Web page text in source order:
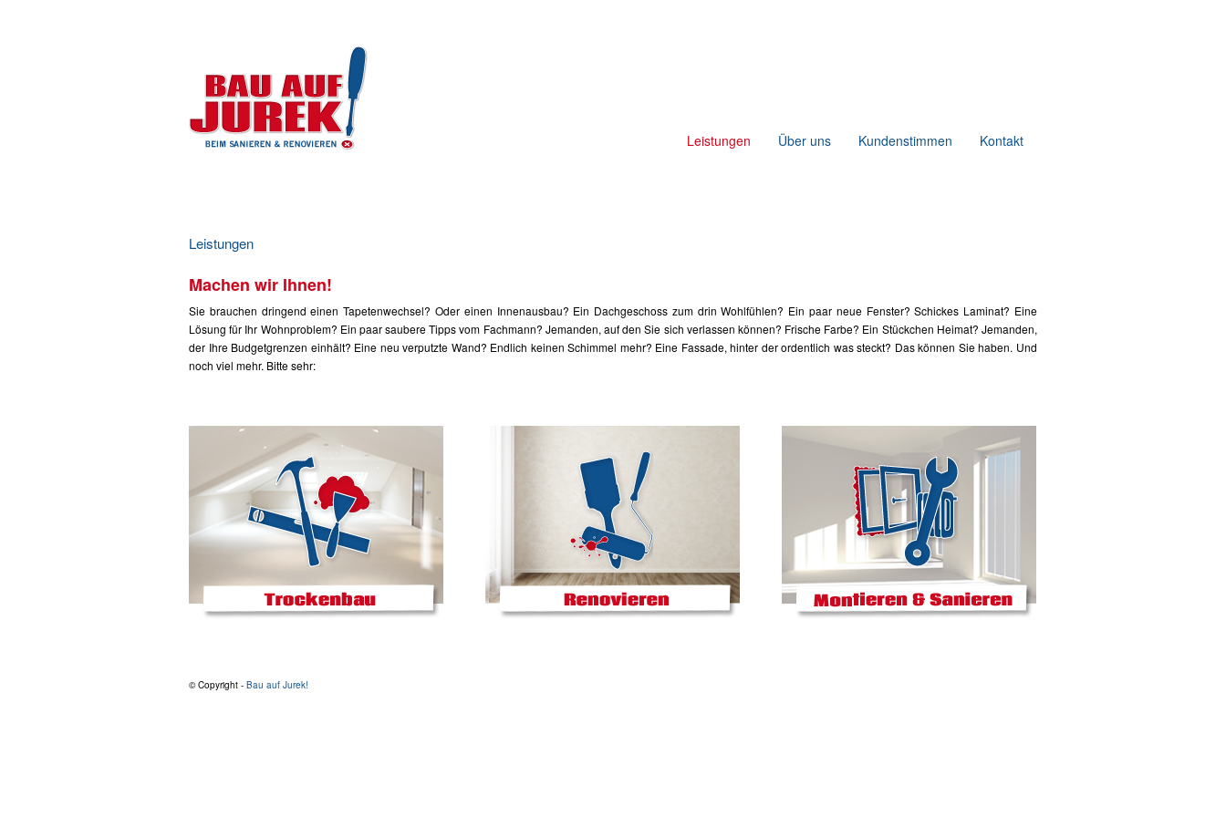
Leistungen Über uns Kundenstimmen Kontakt
Leistungen
Machen wir Ihnen!
Sie brauchen dringend einen Tapetenwechsel? Oder einen Innenausbau? Ein Dachgeschoss zum drin Wohlfühlen? Ein paar neue Fenster? Schickes Laminat? Eine
Lösung für Ihr Wohnproblem? Ein paar saubere Tipps vom Fachmann? Jemanden, auf den Sie sich verlassen können? Frische Farbe? Ein Stückchen Heimat? Jemanden,
der Ihre Budgetgrenzen einhält? Eine neu verputzte Wand? Endlich keinen Schimmel mehr? Eine Fassade, hinter der ordentlich was steckt? Das können Sie haben. Und
noch viel mehr. Bitte sehr:
© Copyright - Bau auf Jurek!